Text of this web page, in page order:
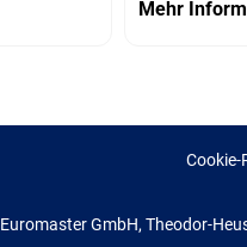
Mehr
Cookie-
Euromaster GmbH, Theodor-